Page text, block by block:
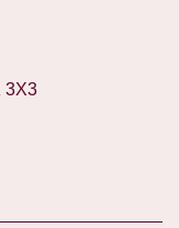
3X3